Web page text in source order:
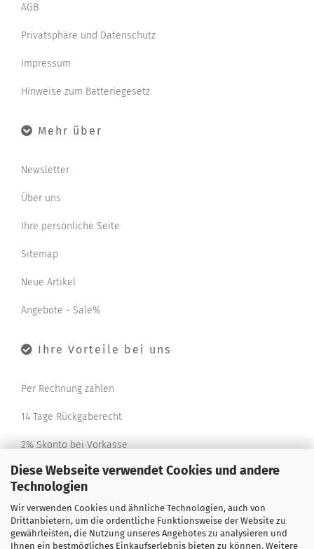
Diese Webseite verwendet Cookies und andere
Technologien
Wir verwenden Cookies und ähnliche Technologien, auch von
Drittanbietern, um die ordentliche Funktionsweise der Website zu
gewährleisten, die Nutzung unseres Angebotes zu analysieren und
Ihnen ein bestmögliches Einkaufserlebnis bieten zu können. Weitere
AGB
Privatsphäre und Datenschutz
Impressum
Hinweise zum Batteriegesetz
Mehr über
Newsletter
Über uns
Ihre persönliche Seite
Sitemap
Neue Artikel
Angebote - Sale%
Ihre Vorteile bei uns
Per Rechnung zahlen
14 Tage Rückgaberecht
2% Skonto bei Vorkasse
Callback Service
Zufriedenheitsgarantie
Top Service